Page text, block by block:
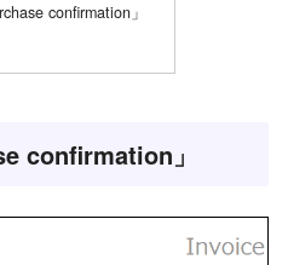
confirmation」
confirmation」